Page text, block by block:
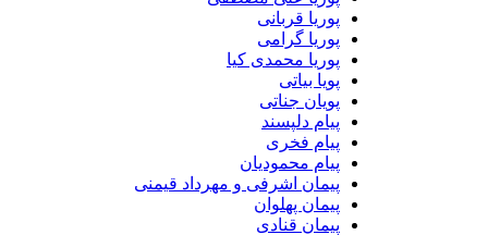
پوریا قربانی
پوریا گرامی
پوریا محمدی کیا
پویا بیاتی
پویان جناتی
پیام دلپسند
پیام فخری
پیام محمودیان
پیمان اشرفی و مهرداد قیمنی
پیمان پهلوان
پیمان قنادی